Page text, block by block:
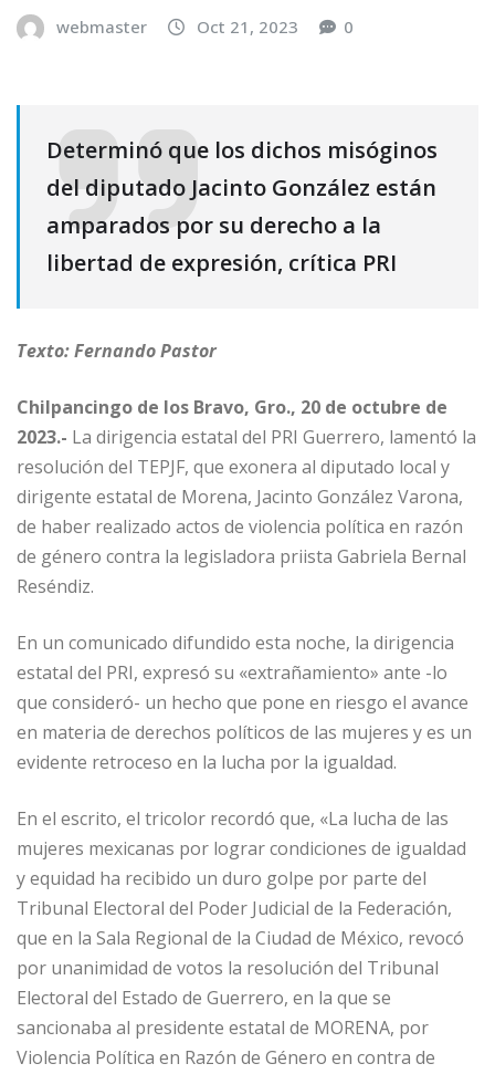
webmaster Oct 21, 2023 0
Determinó que los dichos misóginos
del diputado Jacinto González están
amparados por su derecho a la
libertad de expresión, crítica PRI
Texto: Fernando Pastor
Chilpancingo de los Bravo, Gro., 20 de octubre de
2023.- La dirigencia estatal del PRI Guerrero, lamentó la
resolución del TEPJF, que exonera al diputado local y
dirigente estatal de Morena, Jacinto González Varona,
de haber realizado actos de violencia política en razón
de género contra la legisladora priista Gabriela Bernal
Reséndiz.
En un comunicado difundido esta noche, la dirigencia
estatal del PRI, expresó su «extrañamiento» ante -lo
que consideró- un hecho que pone en riesgo el avance
en materia de derechos políticos de las mujeres y es un
evidente retroceso en la lucha por la igualdad.
En el escrito, el tricolor recordó que, «La lucha de las
mujeres mexicanas por lograr condiciones de igualdad
y equidad ha recibido un duro golpe por parte del
Tribunal Electoral del Poder Judicial de la Federación,
que en la Sala Regional de la Ciudad de México, revocó
por unanimidad de votos la resolución del Tribunal
Electoral del Estado de Guerrero, en la que se
sancionaba al presidente estatal de MORENA, por
Violencia Política en Razón de Género en contra de